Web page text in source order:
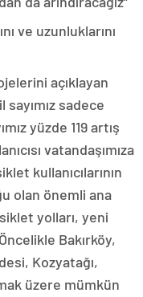
ve uzunluklarını
açıklayan
sadece
yüzde 119 artış
vatandaşımıza
kullanıcılarının
olan önemli ana
yolları, yeni
Bakırköy,
Kozyatağı,
üzere mümkün